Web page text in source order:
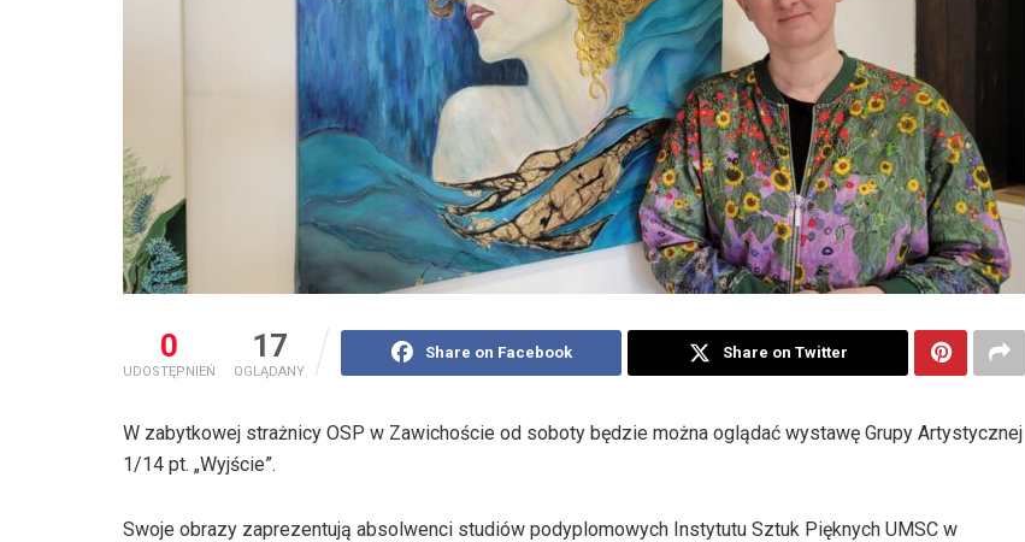
0
UDOSTĘPNIEŃ
17
OGLĄDANY
Share on Facebook Share on Twitter
W zabytkowej strażnicy OSP w Zawichoście od soboty będzie można oglądać wystawę Grupy Artystycznej
1/14 pt. „Wyjście”.
Swoje obrazy zaprezentują absolwenci studiów podyplomowych Instytutu Sztuk Pięknych UMSC w